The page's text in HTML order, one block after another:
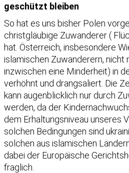
geschützt bleiben
So hat es uns bisher Polen
christgläubige Zuwanderer (
hat. Österreich, insbesondere
islamischen Zuwanderern, nicht
inzwischen eine Minderheit) in
verhöhnt und drangsaliert. Die
kann augenblicklich nur durch
werden, da der
dem Erhaltungsniveau unseres
solchen Bedingungen sind
solchen aus islamischen
dabei der Europäische
fraglich.